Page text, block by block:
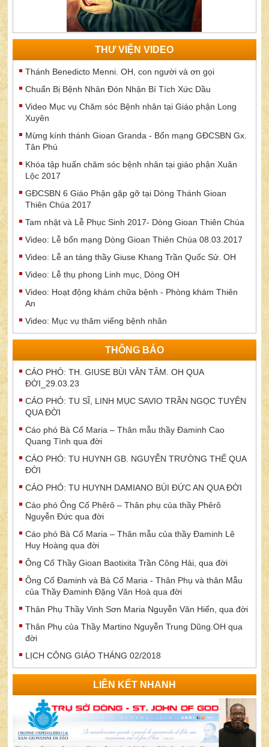
THƯ VIỆN VIDEO
Thánh Benedicto Menni. OH, con người và ơn gọi
Chuẩn Bị Bệnh Nhân Đón Nhận Bí Tích Xức Dầu
Video Mục vụ Chăm sóc Bệnh nhân tại Giáo phận Long
Xuyên
Mừng kính thánh Gioan Granda - Bổn mạng GĐCSBN Gx.
Tân Phú
Khóa tập huấn chăm sóc bệnh nhân tại giáo phận Xuân
Lộc 2017
GĐCSBN 6 Giáo Phận gặp gỡ tại Dòng Thánh Gioan
Thiên Chúa 2017
Tam nhật và Lễ Phục Sinh 2017- Dòng Gioan Thiên Chúa
Video: Lễ bổn mạng Dòng Gioan Thiên Chúa 08.03.2017
Video: Lễ an táng thầy Giuse Khang Trần Quốc Sử. OH
Video: Lễ thụ phong Linh mục, Dòng OH
Video: Hoạt động khám chữa bệnh - Phòng khám Thiên
An
Video: Mục vụ thăm viếng bệnh nhân
THÔNG BÁO
CÁO PHÓ: TH. GIUSE BÙI VĂN TÂM. OH QUA
ĐỜI_29.03.23
CÁO PHÓ: TU SĨ, LINH MỤC SAVIO TRẦN NGỌC TUYÊN
QUA ĐỜI
Cáo phó Bà Cố Maria – Thân mẫu thầy Đaminh Cao
Quang Tình qua đời
CÁO PHÓ: TU HUYNH GB. NGUYỄN TRƯỜNG THẾ QUA
ĐỜI
CÁO PHÓ: TU HUYNH DAMIANO BÙI ĐỨC AN QUA ĐỜI
Cáo phó Ông Cố Phêrô – Thân phụ của thầy Phêrô
Nguyễn Đức qua đời
Cáo phó Bà Cố Maria – Thân mẫu của thầy Đaminh Lê
Huy Hoàng qua đời
Ông Cố Thầy Gioan Baotixita Trần Công Hải, qua đời
Ông Cố Đaminh và Bà Cố Maria - Thân Phụ và thân Mẫu
của Thầy Đaminh Đặng Văn Hoà qua đời
Thân Phụ Thầy Vinh Sơn Maria Nguyễn Văn Hiển, qua đời
Thân Phụ của Thầy Martino Nguyễn Trung Dũng.OH qua
đời
LỊCH CÔNG GIÁO THÁNG 02/2018
LIÊN KẾT NHANH